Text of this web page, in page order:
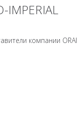
IMPERIAL
компании